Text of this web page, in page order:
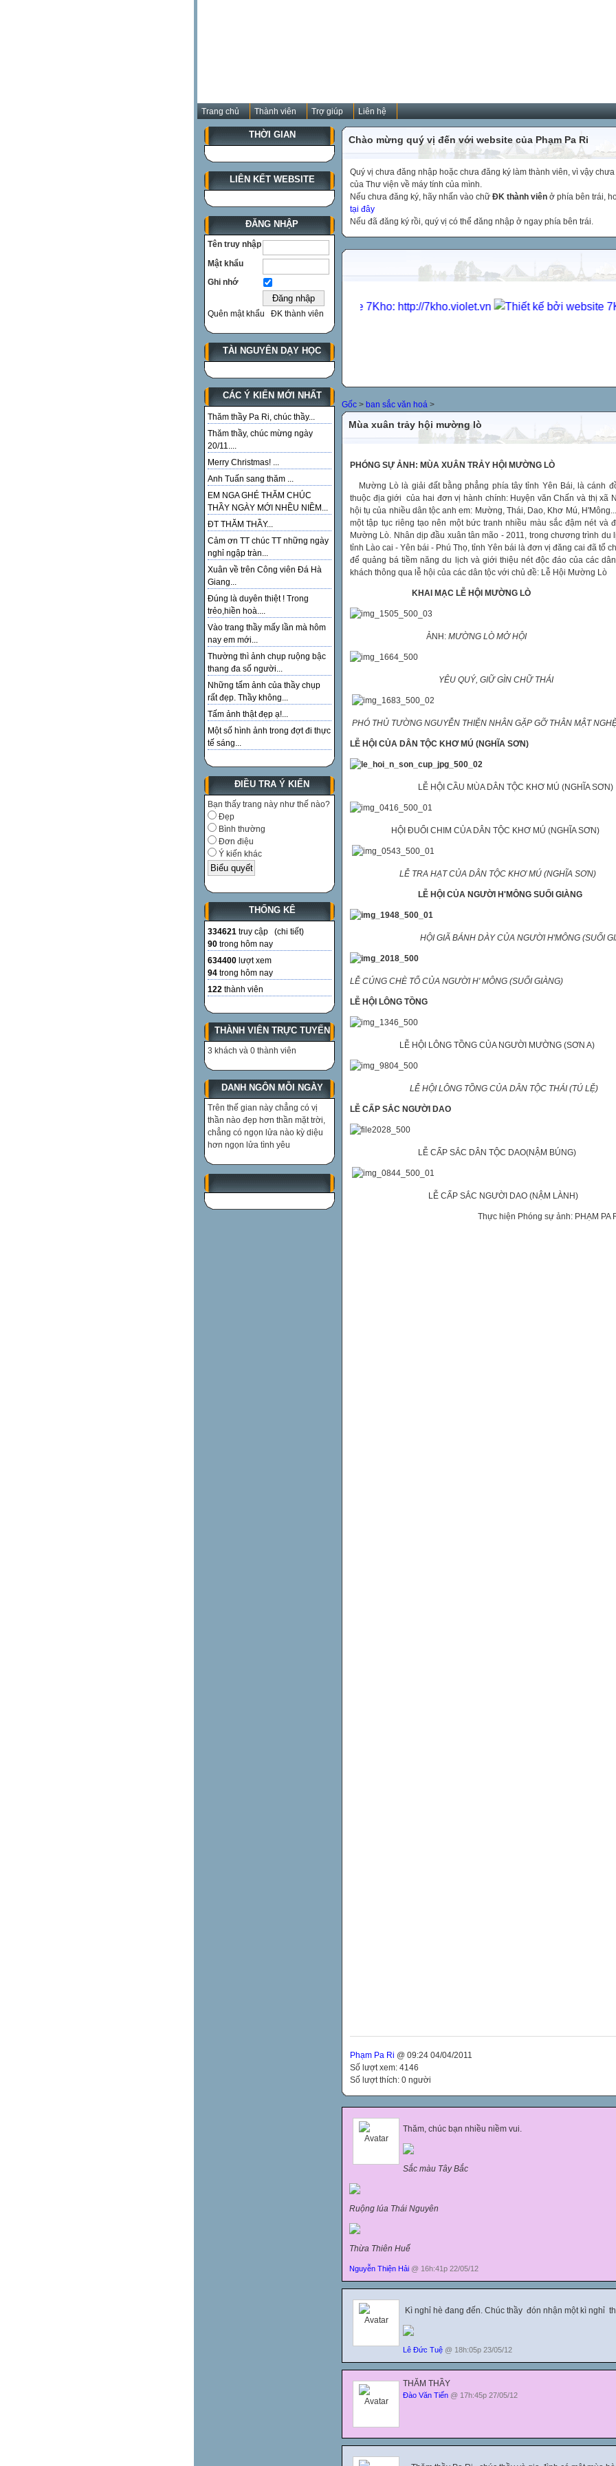
Trang chủ Thành viên Trợ giúp Liên hệ
THỜI GIAN
LIÊN KẾT WEBSITE
ĐĂNG NHẬP
Tên truy nhập
Mật khẩu
Ghi nhớ
Quên mật khẩu ĐK thành viên
TÀI NGUYÊN DẠY HỌC
CÁC Ý KIẾN MỚI NHẤT
Thăm thầy Pa Ri, chúc thầy...
Thăm thầy, chúc mừng ngày
20/11....
Merry Christmas! ...
Anh Tuấn sang thăm ...
EM NGA GHÉ THĂM CHÚC
THẦY NGÀY MỚI NHỀU NIỀM...
ĐT THĂM THẦY...
Cảm ơn TT chúc TT những ngày
nghỉ ngập tràn...
Xuân về trên Công viên Đá Hà
Giang...
Đúng là duyên thiệt ! Trong
trẻo,hiền hoà....
Vào trang thầy mấy lần mà hôm
nay em mới...
Thường thì ảnh chụp ruộng bậc
thang đa số người...
Những tấm ảnh của thầy chụp
rất đẹp. Thầy không...
Tấm ảnh thật đẹp ạ!...
Một số hình ảnh trong đợt đi thực
tế sáng...
ĐIỀU TRA Ý KIẾN
Bạn thấy trang này như thế nào?
Đẹp
Bình thường
Đơn điệu
Ý kiến khác
THỐNG KÊ
334621 truy cập (chi tiết)
90 trong hôm nay
634400 lượt xem
94 trong hôm nay
122 thành viên
THÀNH VIÊN TRỰC TUYẾN
3 khách và 0 thành viên
DANH NGÔN MỖI NGÀY
Trên thế gian này chẳng có vị
thần nào đẹp hơn thần mặt trời,
chẳng có ngọn lửa nào kỳ diệu
hơn ngọn lửa tình yêu
Chào mừng quý vị đến với website của Phạm Pa Ri
Quý vị chưa đăng nhập hoặc chưa đăng ký làm thành viên, vì vậy
của Thư viện về máy tính của mình.
Nếu chưa đăng ký, hãy nhấn vào chữ ĐK thành viên ở phía bên trái,
tại đây
Nếu đã đăng ký rồi, quý vị có thể đăng nhập ở ngay phía bên trái.
Gốc > ban sắc văn hoá >
Mùa xuân trảy hội mường lò
PHÓNG SỰ ẢNH: MÙA XUÂN TRẢY HỘI MƯỜNG LÒ
Mường Lò là giải đất bằng phẳng phía tây tỉnh Yên Bái, là cánh
thuộc địa giới của hai đơn vị hành chính: Huyện văn Chấn và thị xã
hội tụ của nhiều dân tộc anh em: Mường, Thái, Dao, Khơ Mú,
một tập tục riêng tạo nên một bức tranh nhiều màu sắc đậm nét và
Mường Lò. Nhân dịp đầu xuân tân mão - 2011, trong chương trình du
tỉnh Lào cai - Yên bái - Phú Thọ, tỉnh Yên bái là đơn vị đăng cai đã tổ
để quảng bá tiềm năng du lịch và giới thiệu nét độc đáo của các
khách thông qua lễ hội của các dân tộc với chủ đề: Lễ Hội Mường Lò
KHAI MẠC LỄ HỘI MƯỜNG LÒ
ẢNH: MƯỜNG LÒ MỞ HỘI
YÊU QUÝ, GIỮ GÌN CHỮ THÁI
PHÓ THỦ TƯỜNG NGUYỄN THIỆN NHÂN GẶP GỠ THÂN MẬT
LỄ HỘI CỦA DÂN TỘC KHƠ MÚ (NGHĨA SƠN)
LỄ HỘI CẦU MÙA DÂN TỘC KHƠ MÚ (NGHĨA SƠN)
HỘI ĐUỔI CHIM CỦA DÂN TỘC KHƠ MÚ (NGHĨA SƠN)
LỄ TRA HẠT CỦA DÂN TỘC KHƠ MÚ (NGHĨA SƠN)
LỄ HỘI CỦA NGƯỜI H'MÔNG SUỐI GIÀNG
HỘI GIÃ BÁNH DÀY CỦA NGƯỜI H'MÔNG (SUỐI
LỄ CÚNG CHÈ TỔ CỦA NGƯỜI H' MÔNG (SUỐI GIÀNG)
LỄ HỘI LÔNG TỒNG
LỄ HỘI LÔNG TỒNG CỦA NGƯỜI MƯỜNG (SƠN A)
LỄ HỘI LÔNG TỒNG CỦA DÂN TỘC THÁI (TÚ LỆ)
LỄ CẤP SẮC NGƯỜI DAO
LỄ CẤP SẮC DÂN TỘC DAO(NẬM BÚNG)
LỄ CẤP SẮC NGƯỜI DAO (NẬM LÀNH)
Thực hiện Phóng sự ảnh: PHẠM PA
Phạm Pa Ri @ 09:24 04/04/2011
Số lượt xem: 4146
Số lượt thích: 0 người
Thăm, chúc bạn nhiều niềm vui.
Sắc màu Tây Bắc
Ruộng lúa Thái Nguyên
Thừa Thiên Huế
Nguyễn Thiện Hải @ 16h:41p 22/05/12
Kì nghỉ hè đang đến. Chúc thầy đón nhận một kì nghỉ
Lê Đức Tuệ @ 18h:05p 23/05/12
THĂM THẦY
Đào Văn Tiến @ 17h:45p 27/05/12